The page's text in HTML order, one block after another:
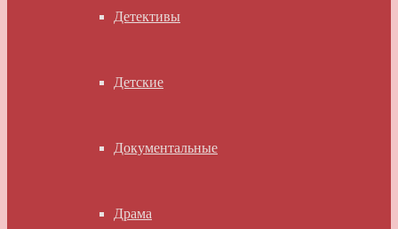
Детективы
Детские
Документальные
Драма